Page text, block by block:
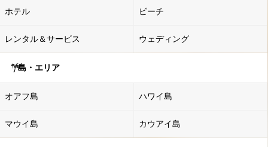
ホテル ビーチ
レンタル＆サービス ウェディング
島・エリア
オアフ島 ハワイ島
マウイ島 カウアイ島